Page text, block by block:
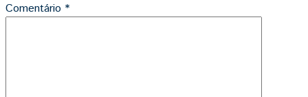
Comentário *